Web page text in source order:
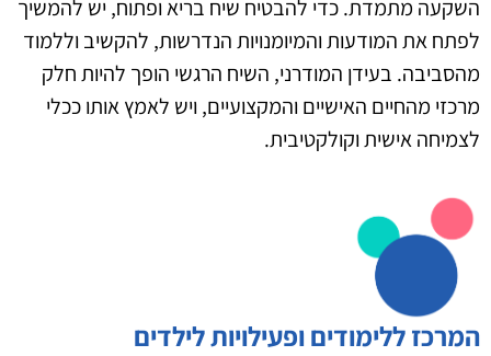
השקעה מתמדת. כדי להבטיח שיח בריא ופתוח, יש להמשיך
לפתח את המודעות והמיומנויות הנדרשות, להקשיב וללמוד
מהסביבה. בעידן המודרני, השיח הרגשי הופך להיות חלק
מרכזי מהחיים האישיים והמקצועיים, ויש לאמץ אותו ככלי
לצמיחה אישית וקולקטיבית.
המרכז ללימודים ופעילויות לילדים